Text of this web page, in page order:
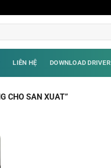
LIÊN HỆ DOWNLOAD DRIVER
CHO SAN XUAT”